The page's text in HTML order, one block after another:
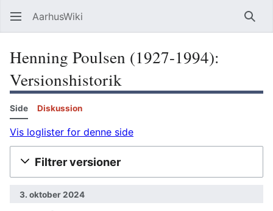
AarhusWiki Søg
Henning Poulsen (1927-1994):
Versionshistorik
Side Diskussion
Vis loglister for denne side
Filtrer versioner
3. oktober 2024